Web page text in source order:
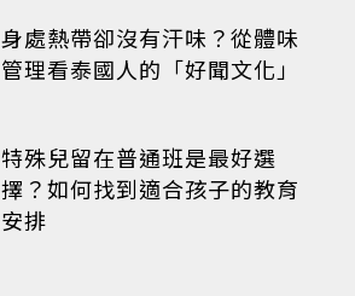
身處熱帶卻沒有汗味？從體味
管理看泰國人的「好聞文化」
特殊兒留在普通班是最好選
擇？如何找到適合孩子的教育
安排